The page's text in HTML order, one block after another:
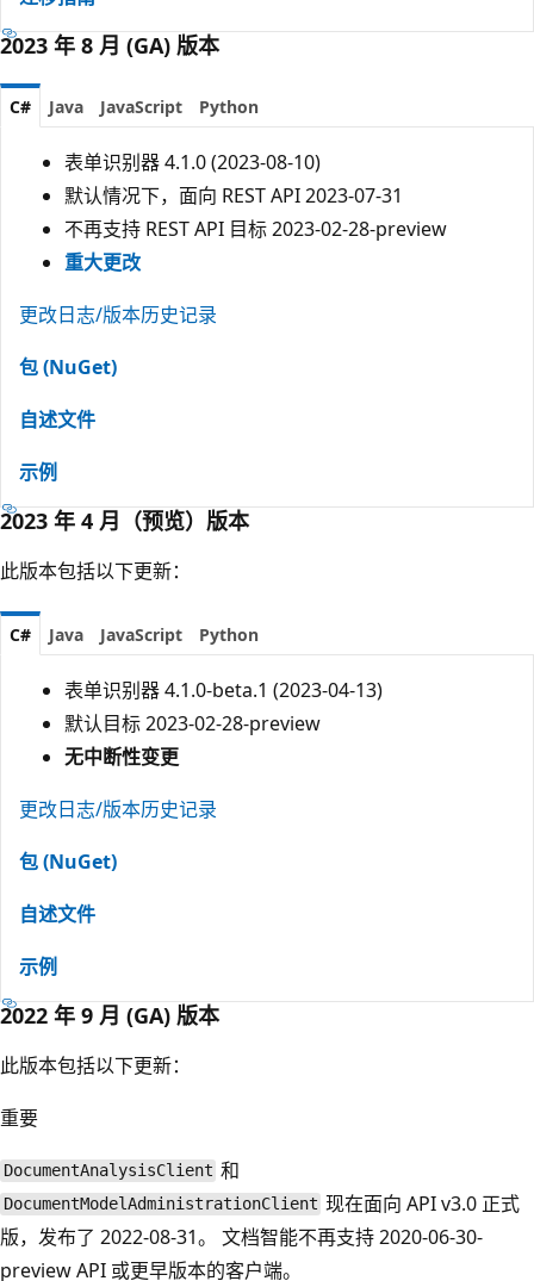
2023 年 8 月 (GA) 版本
C# Java JavaScript Python
表单识别器 4.1.0 (2023-08-10)
默认情况下，面向 REST API 2023-07-31
不再支持 REST API 目标 2023-02-28-preview
重大更改
更改日志/版本历史记录
包 (NuGet)
自述文件
示例
2023 年 4 月（预览）版本
此版本包括以下更新：
C# Java JavaScript Python
表单识别器 4.1.0-beta.1 (2023-04-13)
默认目标 2023-02-28-preview
无中断性变更
更改日志/版本历史记录
包 (NuGet)
自述文件
示例
2022 年 9 月 (GA) 版本
此版本包括以下更新：
重要
DocumentAnalysisClient 和
DocumentModelAdministrationClient 现在面向 API v3.0 正式
版，发布了 2022-08-31。 文档智能不再支持 2020-06-30-
preview API 或更早版本的客户端。